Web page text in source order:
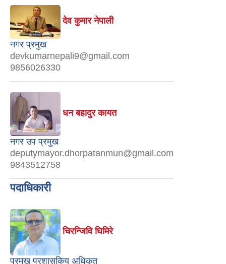
देव कुमार नेपाली
नगर प्रमुख
devkumarnepali9@gmail.com
9856026330
धन बहादुर कायत
नगर उप प्रमुख
deputymayor.dhorpatanmun@gmail.com
9843512758
पदाधिकारी
चिरन्जिवि घिमिरे
प्रमुख प्रशासकिय अधिकृत